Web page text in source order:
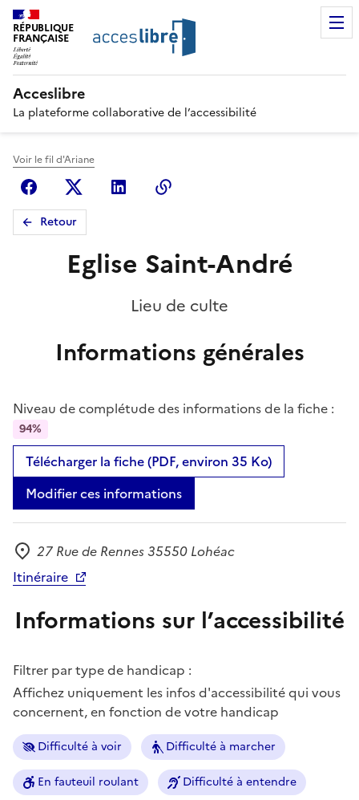
RÉPUBLIQUE
FRANÇAISE
Acceslibre
La plateforme collaborative de l’accessibilité
Voir le fil d'Ariane
FacebookX (anciennement Twitter)
Linkedin
Retour
Eglise Saint-André
Lieu de culte
Informations générales
Niveau de complétude des informations de la fiche :
94%
Télécharger la fiche (PDF, environ 35 Ko)
Modifier ces informations
Adresse
27 Rue de Rennes 35550 Lohéac
Itinéraire
Informations sur l’accessibilité
Filtrer par type de handicap :
Affichez uniquement les infos d'accessibilité qui vous
concernent, en fonction de votre handicap
Difficulté à voir Difficulté à marcher
En fauteuil roulant Difficulté à entendre